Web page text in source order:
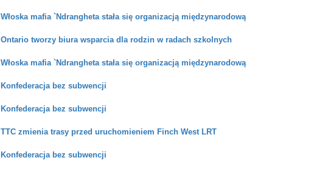
Włoska mafia `Ndrangheta stała się organizacją międzynarodową
Ontario tworzy biura wsparcia dla rodzin w radach szkolnych
Włoska mafia `Ndrangheta stała się organizacją międzynarodową
Konfederacja bez subwencji
Konfederacja bez subwencji
TTC zmienia trasy przed uruchomieniem Finch West LRT
Konfederacja bez subwencji